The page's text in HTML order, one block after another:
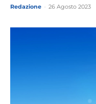
Redazione 26 Agosto 2023